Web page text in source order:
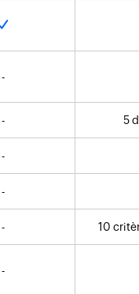
-
- 5
-
-
- 10
-